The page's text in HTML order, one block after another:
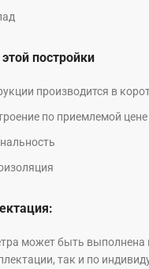
постройки
производится в
по приемлемой цене
может быть выполнена
так и по